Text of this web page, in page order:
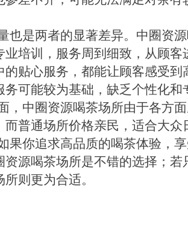
也是两者的显著差异。中圈资
业培训，服务周到细致，从顾客
的贴心服务，都能让顾客感受到
务可能较为基础，缺乏个性化和
，中圈资源喝茶场所由于各方
而普通场所价格亲民，适合大众
果你追求高品质的喝茶体验，
资源喝茶场所是不错的选择；若
则更为合适。